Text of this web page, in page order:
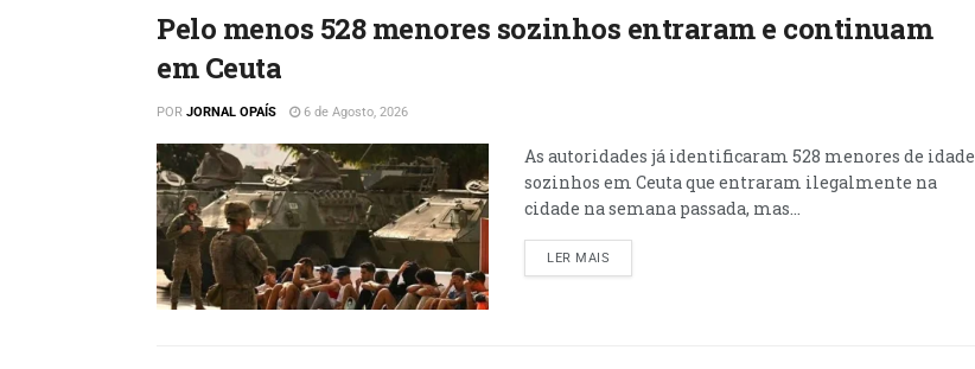
Pelo menos 528 menores sozinhos entraram e continuam
em Ceuta
POR JORNAL OPAÍS 6 de Agosto, 2026
As autoridades já identificaram 528 menores de idade
sozinhos em Ceuta que entraram ilegalmente na
cidade na semana passada, mas...
LER MAIS